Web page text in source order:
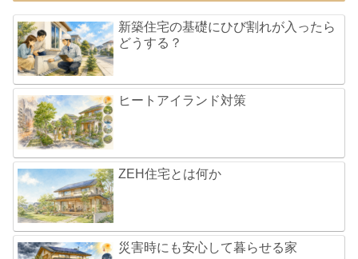
新築住宅の基礎にひび割れが入ったら
どうする？
ヒートアイランド対策
ZEH住宅とは何か
災害時にも安心して暮らせる家